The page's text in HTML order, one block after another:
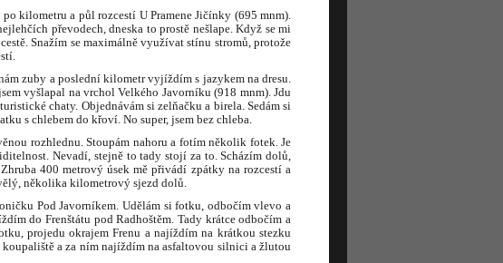
kilometru a půl rozcestí U Pramene Jičínky (695 mnm).
převodech, dneska to prostě nešlape. Když se mi
Snažím se maximálně využívat stínu stromů, protože
zuby a poslední kilometr vyjíždím s jazykem na dresu.
vyšlapal na vrchol Velkého Javorníku (918 mnm). Jdu
chaty. Objednávám si zelňačku a birela. Sedám si
s chlebem do křoví. No super, jsem bez chleba.
rozhlednu. Stoupám nahoru a fotím několik fotek. Je
Nevadí, stejně to tady stojí za to. Scházím dolů,
400 metrový úsek mě přivádí zpátky na rozcestí a
několika kilometrový sjezd dolů.
Pod Javorníkem. Udělám si fotku, odbočím vlevo a
do Frenštátu pod Radhoštěm. Tady krátce odbočím a
projedu okrajem Frenu a najíždím na krátkou stezku
a za ním najíždím na asfaltovou silnici a žlutou